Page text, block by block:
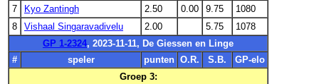
7
Kyo Zantingh 2.50 0.00 9.75
1080
8
Vishaal Singaravadivelu 2.00 5.75
1078
GP 1-2324, 2023-11-11, De Giessen en Linge
#
speler punten O.R. S.B.
GP-elo
Groep 3: